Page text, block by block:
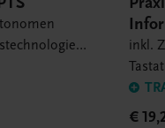
inkl.
€